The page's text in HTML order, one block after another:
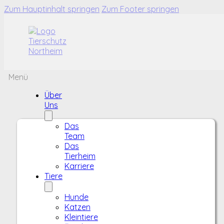
Zum Hauptinhalt springen Zum Footer springen
Menü
Über
Uns
Das
Team
Das
Tierheim
Karriere
Tiere
Hunde
Katzen
Kleintiere